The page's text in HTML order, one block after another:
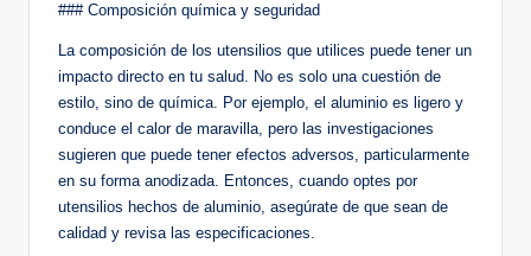
### Composición química y seguridad
La composición de los utensilios que utilices puede tener un
impacto directo en tu salud. No es solo una cuestión de
estilo, sino de química. Por ejemplo, el aluminio es ligero y
conduce el calor de maravilla, pero las investigaciones
sugieren que puede tener efectos adversos, particularmente
en su forma anodizada. Entonces, cuando optes por
utensilios hechos de aluminio, asegúrate de que sean de
calidad y revisa las especificaciones.